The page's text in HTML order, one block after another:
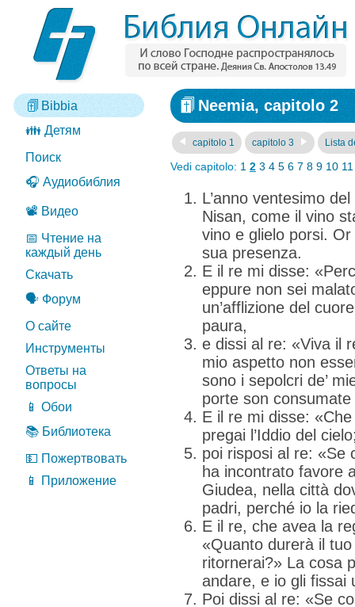
Bibbia
👪 Детям
Поиск
🎧 Аудиобиблия
📽️ Видео
📅 Чтение на
каждый день
Скачать
🗣️ Форум
О сайте
Инструменты
Ответы на
вопросы
📱 Обои
📚 Библиотека
💵 Пожертвовать
📱 Приложение
Neemia, capitolo 2
capitolo 1 capitolo 3 Lista
Vedi capitolo: 1 2 3 4 5 6 7 8 9 10 11
L’anno ventesimo
Nisan, come il vino
vino e glielo porsi.
sua presenza.
E il re mi disse:
eppure non sei
un’afflizione del
paura,
e dissi al re: «Viva il
mio aspetto non
sono i sepolcri de’
porte son
E il re mi disse:
pregai l’Iddio del
poi risposi al re: «Se
ha incontrato favore
Giudea, nella città
padri, perché io la
E il re, che avea la
«Quanto durerà il
ritornerai?» La cosa
andare, e io gli fissai
Poi dissi al re: «Se